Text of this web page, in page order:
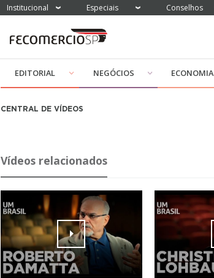
Institucional Especiais Conselhos
EDITORIAL NEGÓCIOS ECONOMIA
CENTRAL DE VÍDEOS
Vídeos relacionados